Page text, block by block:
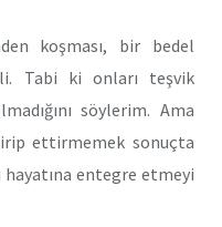
koşması, bir bedel
Tabi ki onları teşvik
söylerim. Ama
ettirmemek sonuçta
hayatına entegre etmeyi